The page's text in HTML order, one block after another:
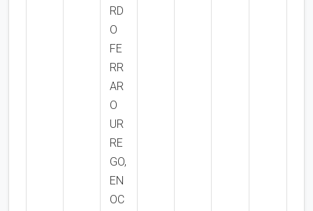
RD
O
FE
RR
AR
O
UR
RE
GO,
EN
OC